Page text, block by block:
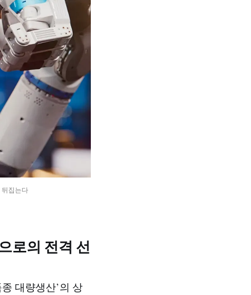
뒤집는다
로의 전격 선
대량생산’의 상